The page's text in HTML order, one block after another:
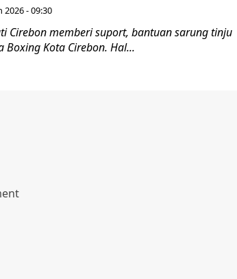
2026 - 09:30
Cirebon memberi suport, bantuan sarung tinju
Kota Cirebon. Hal...